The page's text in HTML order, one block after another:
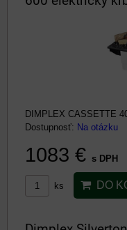
DIMPLEX CASSETTE
Dostupnosť: Na otázku
1083 € s DPH
ks DO